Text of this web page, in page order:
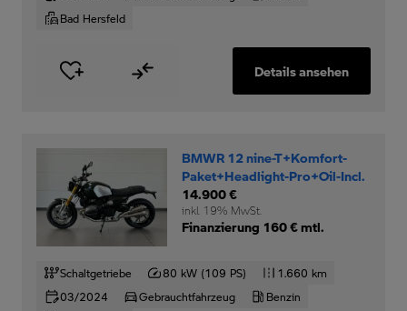
Bad Hersfeld
Details ansehen
BMWR 12 nine-T+Komfort-
Paket+Headlight-Pro+Oil-Incl.
14.900 €
inkl. 19% MwSt.
Finanzierung 160 € mtl.
Schaltgetriebe 80 kW (109 PS)
1.660 km
03/2024
Gebrauchtfahrzeug
Benzin